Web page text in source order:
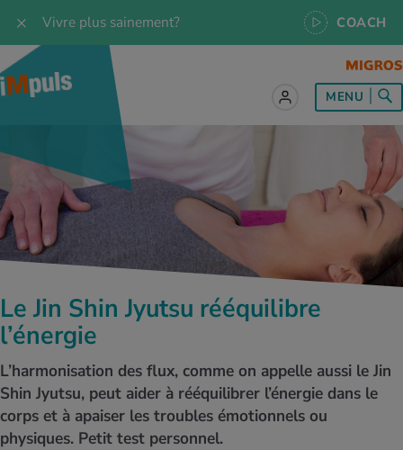
Vivre plus sainement? COACH
sur le sujet Alimentation
les recettes
idéal
sainement
d’alimentation
et intolérances
sur le sujet Mouvement
& Jogging
& outdoor
accessoires
d’hiver
sur le sujet Relaxation
de vie
être
au quotidien
sur le sujet Médecine
de la santé
au quotidien
du sport
physiques
médical
sur le sujet Service
test et quiz
d'iMpuls
ACTUELS DANS LE DOMAINE SERVICE
Offres
MENU
Le Jin Shin Jyutsu rééquilibre
l’énergie
L’harmonisation des flux, comme on appelle aussi le Jin
Shin Jyutsu, peut aider à rééquilibrer l’énergie dans le
corps et à apaiser les troubles émotionnels ou
physiques. Petit test personnel.